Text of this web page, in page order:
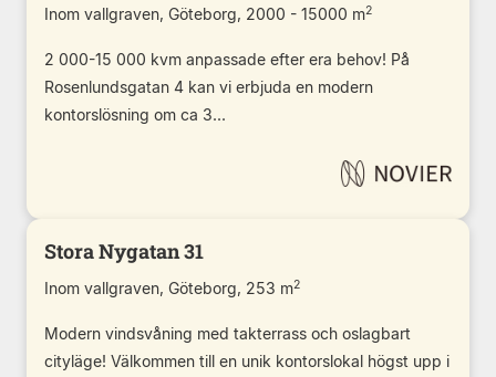
Inom vallgraven, Göteborg, 2000 - 15000 m2
2 000-15 000 kvm anpassade efter era behov! På
Rosenlundsgatan 4 kan vi erbjuda en modern
kontorslösning om ca 3...
Stora Nygatan 31
Inom vallgraven, Göteborg, 253 m2
Modern vindsvåning med takterrass och oslagbart
cityläge! Välkommen till en unik kontorslokal högst upp i